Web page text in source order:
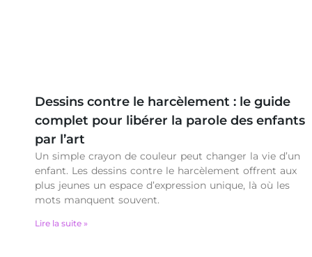
Dessins contre le harcèlement : le guide
complet pour libérer la parole des enfants
par l’art
Un simple crayon de couleur peut changer la vie d’un
enfant. Les dessins contre le harcèlement offrent aux
plus jeunes un espace d’expression unique, là où les
mots manquent souvent.
Lire la suite »